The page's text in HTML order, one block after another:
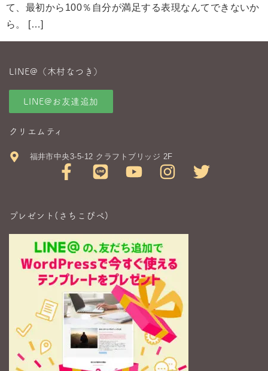
て、最初から100％自分が満足する表現なんてできないか
ら。 […]
LINE@（木村なつき）
LINE@お友達追加
クリエムティ
福井市中央3-5-12 クラフトブリッジ 2F
プレゼント(さちこぴぺ)